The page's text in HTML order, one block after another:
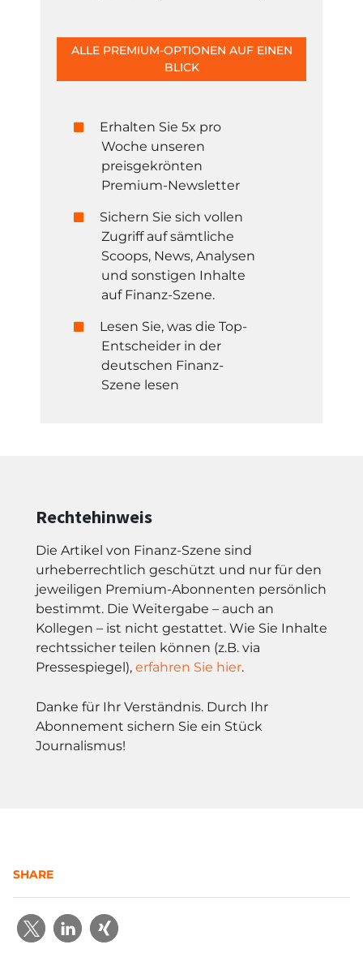
ALLE PREMIUM-OPTIONEN AUF EINEN
BLICK
Erhalten Sie 5x pro
Woche unseren
preisgekrönten
Premium-Newsletter
Sichern Sie sich vollen
Zugriff auf sämtliche
Scoops, News, Analysen
und sonstigen Inhalte
auf Finanz-Szene.
Lesen Sie, was die Top-
Entscheider in der
deutschen Finanz-
Szene lesen
Rechtehinweis
Die Artikel von Finanz-Szene sind
urheberrechtlich geschützt und nur für den
jeweiligen Premium-Abonnenten persönlich
bestimmt. Die Weitergabe – auch an
Kollegen – ist nicht gestattet. Wie Sie Inhalte
rechtssicher teilen können (z.B. via
Pressespiegel), erfahren Sie hier.
Danke für Ihr Verständnis. Durch Ihr
Abonnement sichern Sie ein Stück
Journalismus!
SHARE